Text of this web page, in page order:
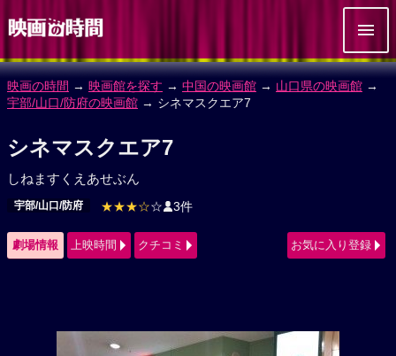
映画の時間 → 映画館を探す → 中国の映画館 → 山口県の映画館 →
宇部/山口/防府の映画館 → シネマスクエア7
シネマスクエア7
しねますくえあせぶん
宇部/山口/防府 ★★★☆☆ 3件
劇場情報 上映時間 クチコミ お気に入り登録